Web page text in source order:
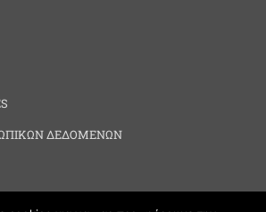
ΔΕΔΟΜΕΝΩΝ